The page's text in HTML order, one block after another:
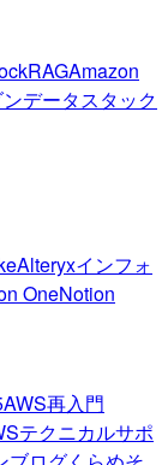
RAGAmazon
データスタック
Alteryxインフォ
OneNotion
AWS再入門
テクニカルサポ